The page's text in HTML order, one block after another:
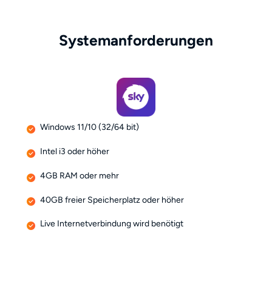
Systemanforderungen
Windows 11/10 (32/64 bit)
Intel i3 oder höher
4GB RAM oder mehr
40GB freier Speicherplatz oder höher
Live Internetverbindung wird benötigt